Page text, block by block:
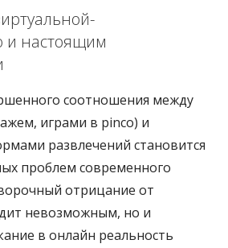
и настоящим
соотношения между
играми в pinco) и
развлечений становится
проблем современного
отрицание от
невозможным, но и
в онлайн реальность